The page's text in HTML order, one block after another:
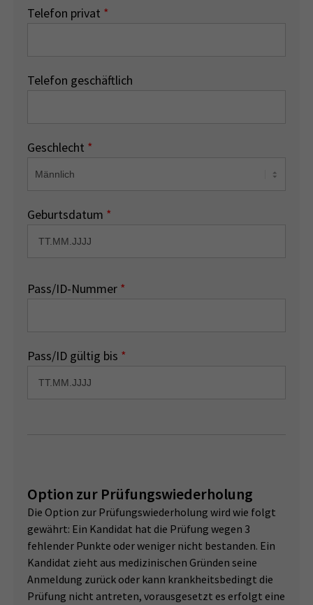
Telefon privat *
Telefon geschäftlich
Geschlecht *
Geburtsdatum *
Pass/ID-Nummer *
Pass/ID gültig bis *
Option zur Prüfungswiederholung
Die Option zur Prüfungswiederholung wird wie folgt
gewährt: Ein Kandidat hat die Prüfung wegen 3
fehlender Punkte oder weniger nicht bestanden. Ein
Kandidat zieht aus medizinischen Gründen seine
Anmeldung zurück oder kann krankheitsbedingt die
Prüfung nicht antreten, vorausgesetzt es erfolgt eine